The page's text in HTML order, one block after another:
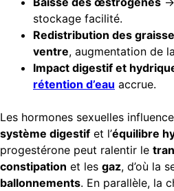
stockage facilité.
Redistribution des
ventre, augmentation de la
Impact digestif et
rétention d’eau accrue.
Les hormones sexuelles
système digestif et l’équilibre
progestérone peut ralentir le
constipation et les gaz, d’où la
ballonnements. En parallèle, la